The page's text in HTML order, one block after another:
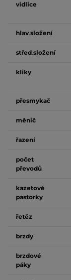
vidlice
hlav.složení
střed.složení
kliky
přesmykač
měnič
řazení
počet
převodů
kazetové
pastorky
řetěz
brzdy
brzdové
páky